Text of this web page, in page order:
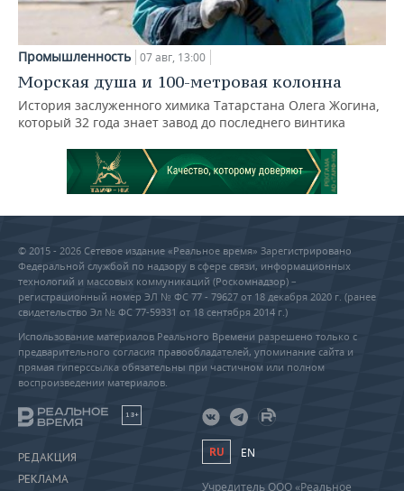
Промышленность 07 авг, 13:00
Морская душа и 100-метровая колонна
История заслуженного химика Татарстана Олега Жогина,
который 32 года знает завод до последнего винтика
© 2015 - 2026 Сетевое издание «Реальное время» Зарегистрировано
Федеральной службой по надзору в сфере связи, информационных
технологий и массовых коммуникаций (Роскомнадзор) –
регистрационный номер ЭЛ № ФС 77 - 79627 от 18 декабря 2020 г. (ранее
свидетельство Эл № ФС 77-59331 от 18 сентября 2014 г.)
Использование материалов Реального Времени разрешено только с
предварительного согласия правообладателей, упоминание сайта и
прямая гиперссылка обязательны при частичном или полном
воспроизведении материалов.
18+
РЕДАКЦИЯ
РЕКЛАМА
RU EN
Учредитель ООО «Реальное